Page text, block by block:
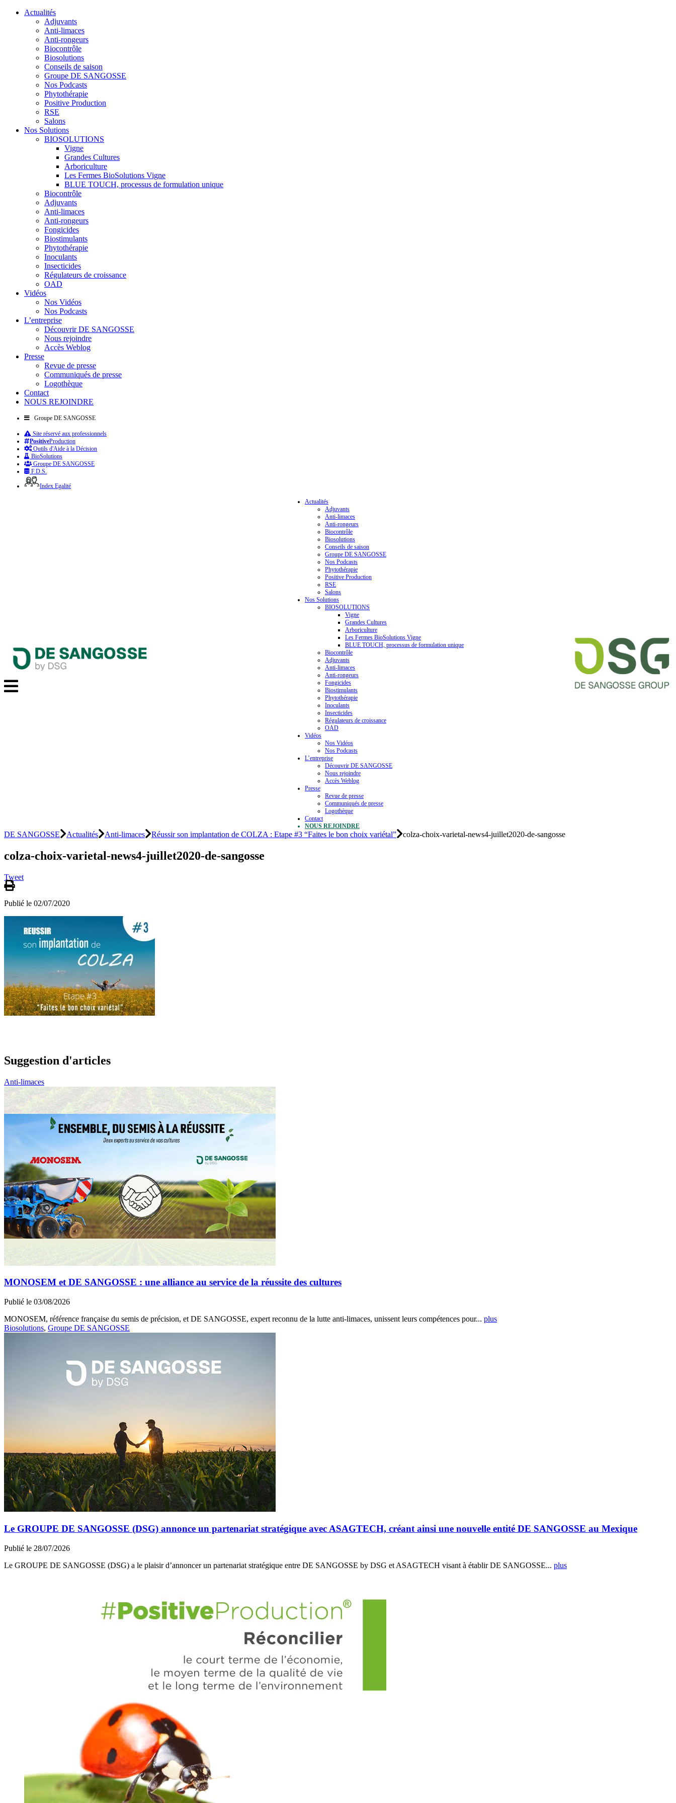
Actualités
Adjuvants
Anti-limaces
Anti-rongeurs
Biocontrôle
Biosolutions
Conseils de saison
Groupe DE SANGOSSE
Nos Podcasts
Phytothérapie
Positive Production
RSE
Salons
Nos Solutions
BIOSOLUTIONS
Vigne
Grandes Cultures
Arboriculture
Les Fermes BioSolutions Vigne
BLUE TOUCH, processus de formulation unique
Biocontrôle
Adjuvants
Anti-limaces
Anti-rongeurs
Fongicides
Biostimulants
Phytothérapie
Inoculants
Insecticides
Régulateurs de croissance
OAD
Vidéos
Nos Vidéos
Nos Podcasts
L’entreprise
Découvrir DE SANGOSSE
Nous rejoindre
Accès Weblog
Presse
Revue de presse
Communiqués de presse
Logothèque
Contact
NOUS REJOINDRE
Groupe DE SANGOSSE
Site réservé aux professionnels
PositiveProduction
Outils d'Aide à la Décision
BioSolutions
Groupe DE SANGOSSE
F.D.S.
Index Egalité
Actualités
Adjuvants
Anti-limaces
Anti-rongeurs
Biocontrôle
Biosolutions
Conseils de saison
Groupe DE SANGOSSE
Nos Podcasts
Phytothérapie
Positive Production
RSE
Salons
Nos Solutions
BIOSOLUTIONS
Vigne
Grandes Cultures
Arboriculture
Les Fermes BioSolutions Vigne
BLUE TOUCH, processus de formulation unique
Biocontrôle
Adjuvants
Anti-limaces
Anti-rongeurs
Fongicides
Biostimulants
Phytothérapie
Inoculants
Insecticides
Régulateurs de croissance
OAD
Vidéos
Nos Vidéos
Nos Podcasts
L’entreprise
Découvrir DE SANGOSSE
Nous rejoindre
Accès Weblog
Presse
Revue de presse
Communiqués de presse
Logothèque
Contact
NOUS REJOINDRE
DE SANGOSSE Actualités Anti-limaces Réussir son implantation de COLZA : Etape #3 “Faites le bon choix variétal” colza-choix-varietal-news4-juillet2020-de-sangosse
colza-choix-varietal-news4-juillet2020-de-sangosse
Tweet
Publié le 02/07/2020
Suggestion d'articles
Anti-limaces
MONOSEM et DE SANGOSSE : une alliance au service de la réussite des cultures
Publié le 03/08/2026
MONOSEM, référence française du semis de précision, et DE SANGOSSE, expert reconnu de la lutte anti-limaces, unissent leurs compétences pour... plus
Biosolutions, Groupe DE SANGOSSE
Le GROUPE DE SANGOSSE (DSG) annonce un partenariat stratégique avec ASAGTECH, créant ainsi une nouvelle entité DE SANGOSSE au Mexique
Publié le 28/07/2026
Le GROUPE DE SANGOSSE (DSG) a le plaisir d’annoncer un partenariat stratégique entre DE SANGOSSE by DSG et ASAGTECH visant à établir DE SANGOSSE... plus